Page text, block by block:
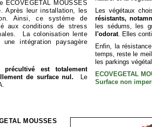
ECOVEGETAL MOUSSES
leur installation, les
Ainsi, ce système de
aux conditions de stress
La colonisation lente
intégration paysagère
précultivé est totalement
de surface nul.
Le
MOUSSES
Les végétaux
résistants,
les sédums, les
l'odorat. Elles
Enfin, la
temps, reste le
les parkings
ECOVEGETAL
Surface non